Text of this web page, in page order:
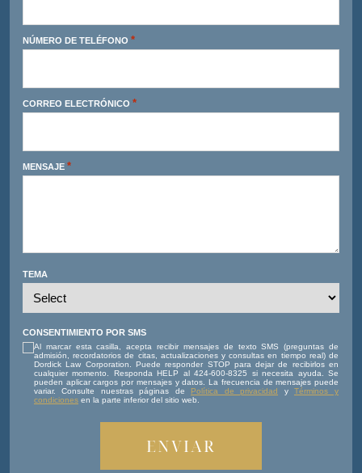
NÚMERO DE TELÉFONO *
CORREO ELECTRÓNICO *
MENSAJE *
TEMA
CONSENTIMIENTO POR SMS
Al marcar esta casilla, acepta recibir mensajes de texto SMS (preguntas de
admisión, recordatorios de citas, actualizaciones y consultas en tiempo real) de
Dordick Law Corporation. Puede responder STOP para dejar de recibirlos en
cualquier momento. Responda HELP al 424-600-8325 si necesita ayuda. Se
pueden aplicar cargos por mensajes y datos. La frecuencia de mensajes puede
variar. Consulte nuestras páginas de Política de privacidad y Términos y
condiciones en la parte inferior del sitio web.